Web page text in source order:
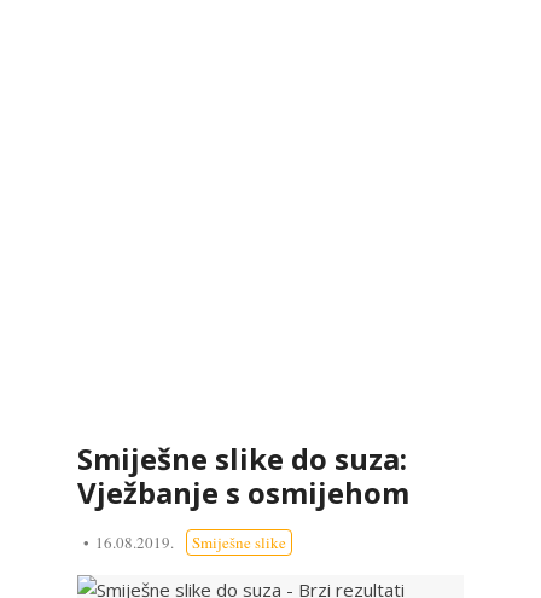
Smiješne slike do suza:
Vježbanje s osmijehom
16.08.2019. Smiješne slike